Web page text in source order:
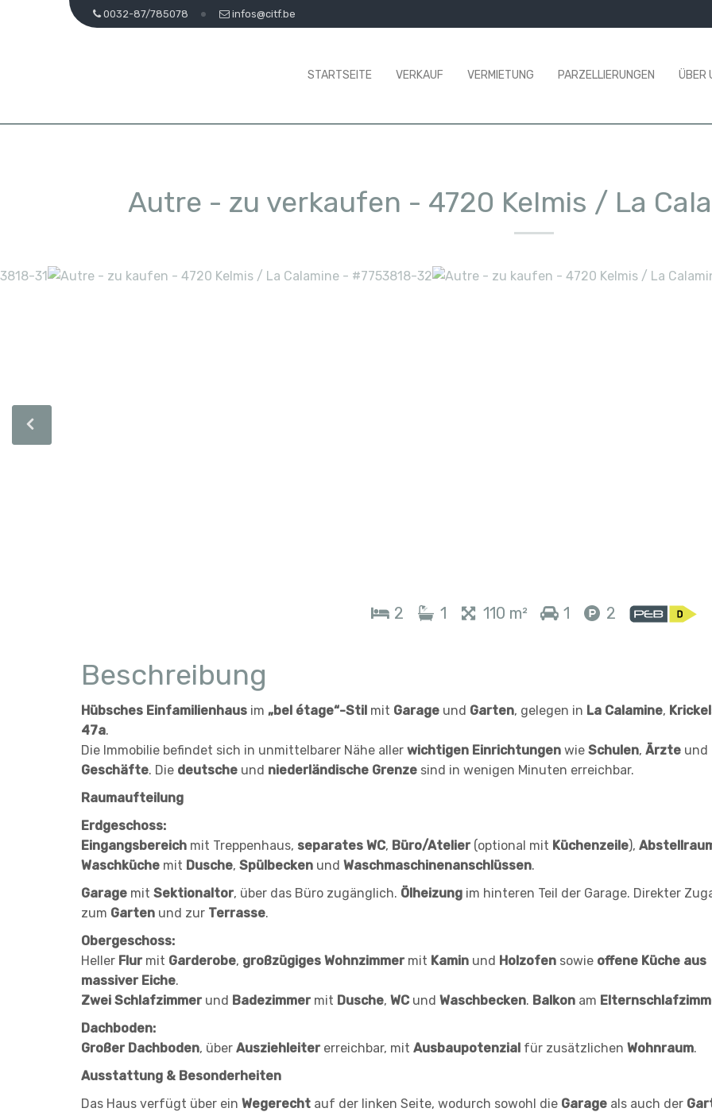
0032-87/785078 infos@citf.be
STARTSEITE VERKAUF VERMIETUNG PARZELLIERUNGEN ÜBER
Autre - zu verkaufen - 4720 Kelmis / La
2 1 110 m² 1 2
Beschreibung
Hübsches Einfamilienhaus im „bel étage“-Stil mit Garage und Garten, gelegen in La Calamine,
47a.
Die Immobilie befindet sich in unmittelbarer Nähe aller wichtigen Einrichtungen wie Schulen, Ärzte und
Geschäfte. Die deutsche und niederländische Grenze sind in wenigen Minuten erreichbar.
Raumaufteilung
Erdgeschoss:
Eingangsbereich mit Treppenhaus, separates WC, Büro/Atelier(optional mit Küchenzeile),
Waschküche mit Dusche, Spülbecken und Waschmaschinenanschlüssen.
Garage mit Sektionaltor, über das Büro zugänglich. Ölheizung im hinteren Teil der Garage. Direkter
zum Garten und zur Terrasse.
Obergeschoss:
Heller Flurmit Garderobe, großzügiges Wohnzimmermit Kamin und Holzofen sowie offene Küche aus
massiver Eiche.
Zwei Schlafzimmerund Badezimmermit Dusche, WC und Waschbecken. Balkon am
Dachboden:
Großer Dachboden, über Ausziehleitererreichbar, mit Ausbaupotenzial für zusätzlichen Wohnraum.
Ausstattung & Besonderheiten
Das Haus verfügt über ein Wegerecht auf der linken Seite, wodurch sowohl die Garage als auch der